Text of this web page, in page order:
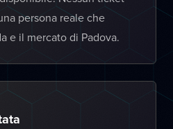
persona reale che
e il mercato di Padova.